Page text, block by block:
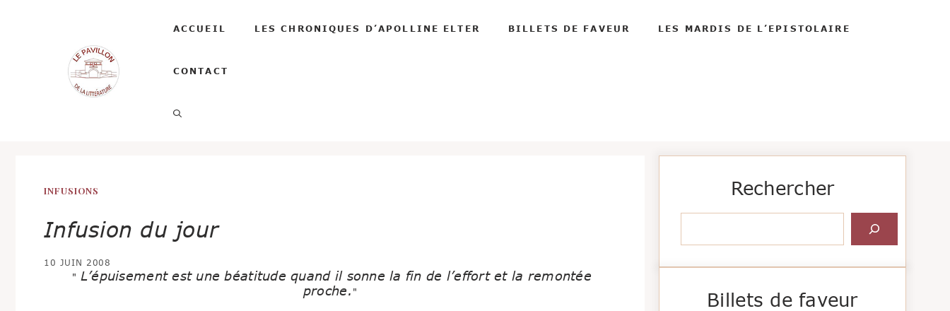
ACCUEIL LES CHRONIQUES D’APOLLINE ELTER BILLETS DE FAVEUR LES MARDIS DE L’EPISTOLAIRE
CONTACT
INFUSIONS
Infusion du jour
10 JUIN 2008
" L’épuisement est une béatitude quand il sonne la fin de l’effort et la remontée
proche. "
Rechercher
Billets de faveur